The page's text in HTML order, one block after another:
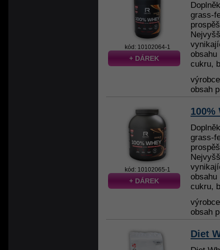
kód: 10102064-1
+ DÁREK
grass-
obsahu
cukru,
obsah
kód: 10102065-1
+ DÁREK
100%
grass-
obsahu
cukru,
obsah
Diet